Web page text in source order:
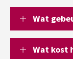
Wat
Wat kost